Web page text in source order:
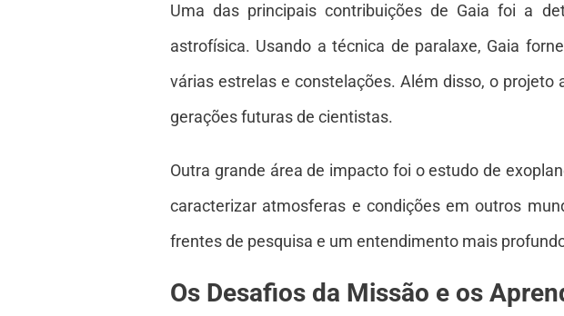
Uma das principais contribuições de Gaia foi a
astrofísica. Usando a técnica de paralaxe, Gaia
várias estrelas e constelações. Além disso, o
gerações futuras de cientistas.
Outra grande área de impacto foi o estudo de
caracterizar atmosferas e condições em outros
frentes de pesquisa e um entendimento mais
Os Desafios da Missão e os